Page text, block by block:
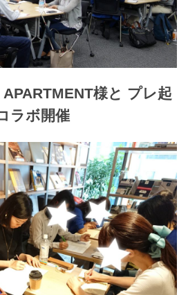
APARTMENT様と プレ起
ラボ開催